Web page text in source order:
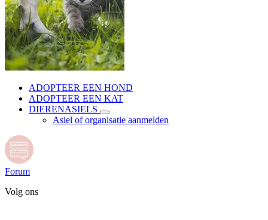
ADOPTEER EEN HOND
ADOPTEER EEN KAT
DIERENASIELS
Asiel of organisatie aanmelden
Forum
Volg ons